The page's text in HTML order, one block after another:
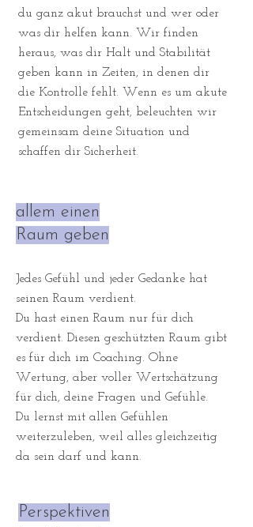
du ganz akut brauchst und wer oder
was dir helfen kann. Wir finden
heraus, was dir Halt und Stabilität
geben kann in Zeiten, in denen dir
die Kontrolle fehlt. Wenn es um akute
Entscheidungen geht, beleuchten wir
gemeinsam deine Situation und
schaffen dir Sicherheit.
allem einen
Raum geben
Jedes Gefühl und jeder Gedanke hat
seinen Raum verdient.
Du hast einen Raum nur für dich
verdient. Diesen geschützten Raum gibt
es für dich im Coaching. Ohne
Wertung, aber voller Wertschätzung
für dich, deine Fragen und Gefühle.
Du lernst mit allen Gefühlen
weiterzuleben, weil alles gleichzeitig
da sein darf und kann.
Perspektiven